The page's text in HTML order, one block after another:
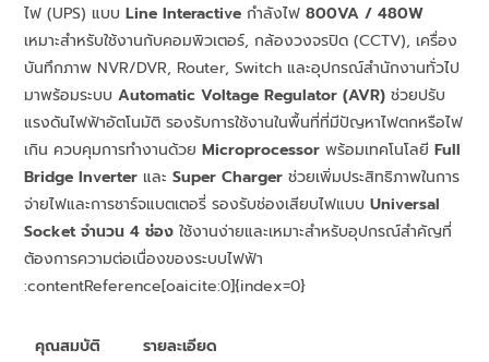
ไฟ (UPS) แบบLine Interactive กำลังไฟ800VA / 480W
เหมาะสำหรับใช้งานกับคอมพิวเตอร์, กล้องวงจรปิด (CCTV), เครื่อง
บันทึกภาพ NVR/DVR, Router, Switch และอุปกรณ์สำนักงานทั่วไป
มาพร้อมระบบAutomatic Voltage Regulator (AVR) ช่วยปรับ
แรงดันไฟฟ้าอัตโนมัติ รองรับการใช้งานในพื้นที่ที่มีปัญหาไฟตกหรือไฟ
เกิน ควบคุมการทำงานด้วยMicroprocessor พร้อมเทคโนโลยีFull
Bridge Inverter และSuper Charger ช่วยเพิ่มประสิทธิภาพในการ
จ่ายไฟและการชาร์จแบตเตอรี่ รองรับช่องเสียบไฟแบบUniversal
Socket จำนวน 4 ช่อง ใช้งานง่ายและเหมาะสำหรับอุปกรณ์สำคัญที่
ต้องการความต่อเนื่องของระบบไฟฟ้า
:contentReference[oaicite:0]{index=0}
คุณสมบัติ รายละเอียด